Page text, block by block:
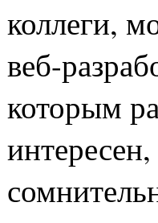
коллеги,
веб-
которым